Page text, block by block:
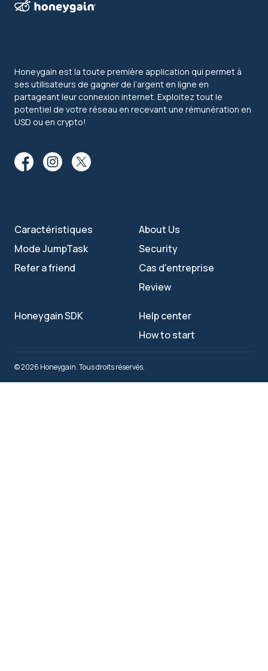
Honeygain est la toute première application qui permet à
ses utilisateurs de gagner de l’argent en ligne en
partageant leur connexion internet. Exploitez tout le
potentiel de votre réseau en recevant une rémunération en
USD ou en crypto!
Caractéristiques
Mode JumpTask
Refer a friend
About Us
Security
Cas d'entreprise
Review
Honeygain SDK
Help center
How to start
© 2026 Honeygain. Tous droits réservés.